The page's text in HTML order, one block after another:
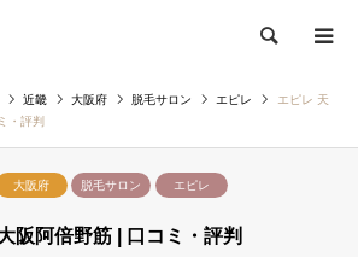
検索
近畿 大阪府 脱毛サロン エピレ
エピレ 天
・評判
大阪府 脱毛サロン エピレ
阪阿倍野筋 | 口コミ・評判